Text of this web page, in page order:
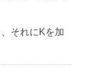
それにKを加